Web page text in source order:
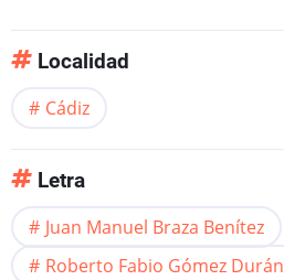
Localidad
Cádiz
Letra
Juan Manuel Braza Benítez
Roberto Fabio Gómez Durán